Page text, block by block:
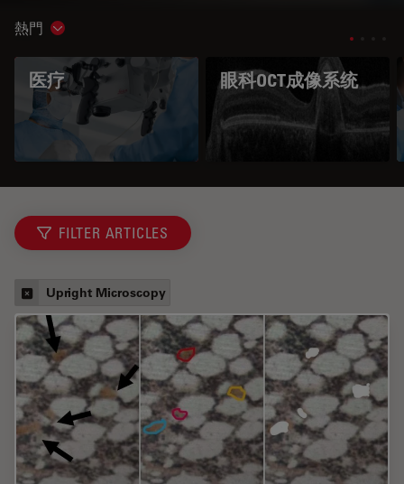
熱門 Show subnavigation
医疗 眼科OCT成像系统
FILTER ARTICLES
Upright Microscopy